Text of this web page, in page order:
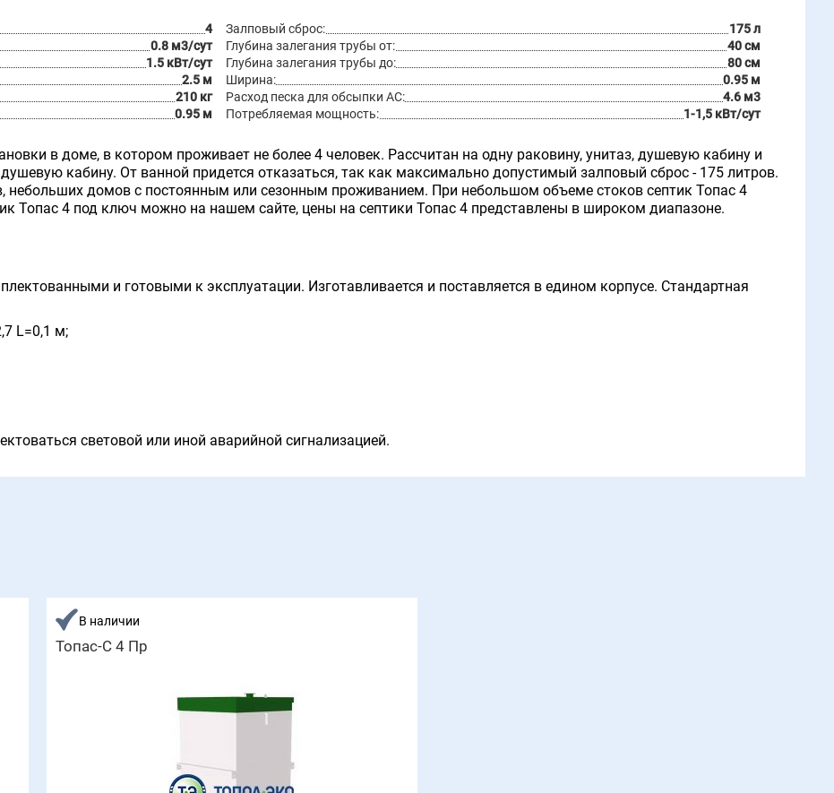
4 Залповый сброс:
175 л
0.8 м3/сут Глубина залегания трубы от:
40 см
1.5 кВт/сут Глубина залегания трубы до:
80 см
2.5 м Ширина:
0.95 м
210 кг Расход песка для обсыпки АС:
4.6 м3
0.95 м Потребляемая мощность: 1-1,5 кВт/сут
в доме, в котором проживает не более 4 человек. Рассчитан на одну раковину, унитаз, душевую кабину и
кабину. От ванной придется отказаться, так как максимально допустимый залповый сброс - 175 литров.
небольших домов с постоянным или сезонным проживанием. При небольшом объеме стоков септик Топас 4
Топас 4 под ключ можно на нашем сайте, цены на септики Топас 4 представлены в широком диапазоне.
и готовыми к эксплуатации. Изготавливается и поставляется в едином корпусе. Стандартная
L=0,1 м;
световой или иной аварийной сигнализацией.
В наличии
Топас-С 4 Пр